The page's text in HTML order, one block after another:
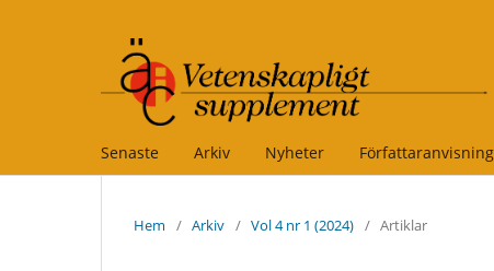
Senaste Arkiv Nyheter Författaranvisning
Hem / Arkiv / Vol 4 nr 1 (2024) / Artiklar